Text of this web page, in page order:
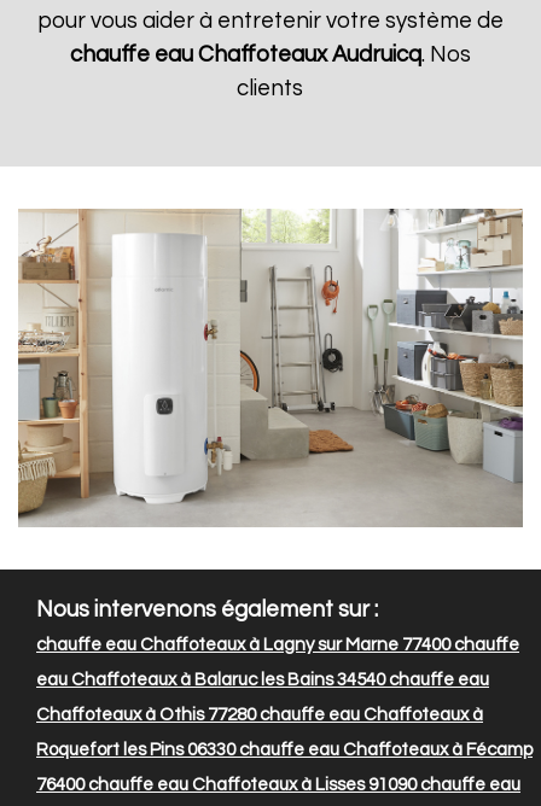
pour vous aider à entretenir votre système de
chauffe eau Chaffoteaux Audruicq. Nos
clients
Nous intervenons également sur :
chauffe eau Chaffoteaux à Lagny sur Marne 77400chauffe
eau Chaffoteaux à Balaruc les Bains 34540chauffe eau
Chaffoteaux à Othis 77280chauffe eau Chaffoteaux à
Roquefort les Pins 06330chauffe eau Chaffoteaux à Fécamp
76400chauffe eau Chaffoteaux à Lisses 91090chauffe eau